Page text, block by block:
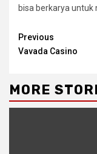
bisa berkarya untuk
Continue
Reading
Previous
Vavada Casino
MORE